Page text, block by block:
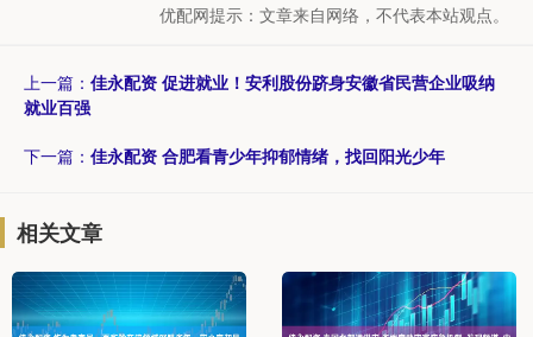
优配网提示：文章来自网络，不代表本站观点。
上一篇： 佳永配资 促进就业！安利股份跻身安徽省民营企业吸纳
就业百强
下一篇： 佳永配资 合肥看青少年抑郁情绪，找回阳光少年
相关文章